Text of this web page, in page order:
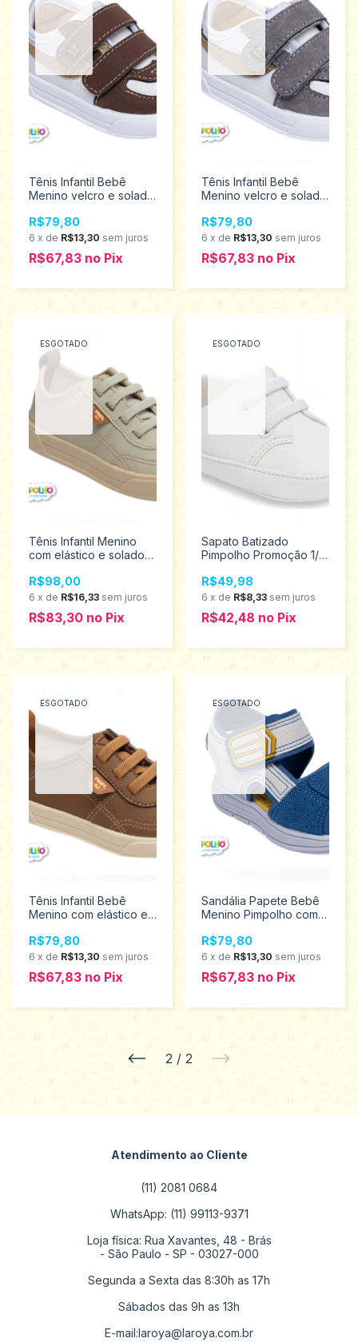
Tênis Infantil Bebê
Menino velcro e solado
Pimpolho Tamanhos 16
ao 21 0120343
Promoção
R$79,80
6 x de R$13,30 sem juros
R$67,83 no Pix
Tênis Infantil Bebê
Menino velcro e solado
Pimpolho Tamanhos 16
ao 21 0120341
Promoção
R$79,80
6 x de R$13,30 sem juros
R$67,83 no Pix
ESGOTADO
Tênis Infantil Menino
com elástico e solado
Pimpolho Tamanhos 22
ao 27 0130183
Promoção
R$98,00
6 x de R$16,33 sem juros
R$83,30 no Pix
ESGOTADO
Sapato Batizado
Pimpolho Promoção 1/4
R$49,98
6 x de R$8,33 sem juros
R$42,48 no Pix
ESGOTADO
Tênis Infantil Bebê
Menino com elástico e
Pimpolho 16/20 0120178
Promoção
R$79,80
6 x de R$13,30 sem juros
R$67,83 no Pix
ESGOTADO
Sandália Papete Bebê
Menino Pimpolho com
0120230
R$79,80
6 x de R$13,30 sem juros
R$67,83 no Pix
2 / 2
Atendimento ao Cliente
(11) 2081 0684
WhatsApp: (11) 99113-9371
Loja física: Rua Xavantes, 48 - Brás
- São Paulo - SP - 03027-000
Segunda a Sexta das 8:30h as 17h
Sábados das 9h as 13h
E-mail:laroya@laroya.com.br